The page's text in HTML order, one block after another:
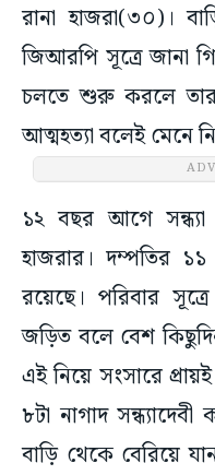
রানা হাজরা(৩০)।
জিআরপি সূত্রে জানা
চলতে শুরু করলে তার
আত্মহত্যা বলেই মেনে
১২ বছর আগে সন্ধ্যা
হাজরার। দম্পতির
রয়েছে। পরিবার
জড়িত বলে বেশ
এই নিয়ে সংসারে
৮টা নাগাদ
বাড়ি থেকে বেরিয়ে